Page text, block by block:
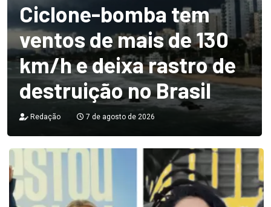
Ciclone-bomba tem
ventos de mais de 130
km/h e deixa rastro de
destruição no Brasil
Redação 7 de agosto de 2026